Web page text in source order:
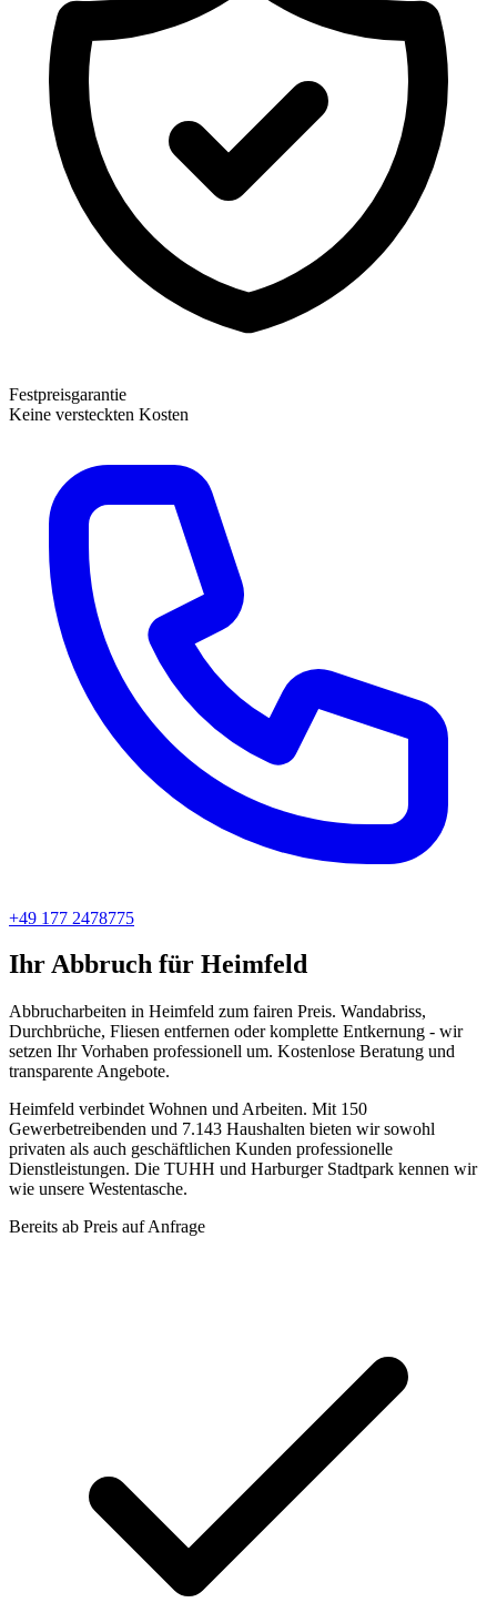
Festpreisgarantie
Keine versteckten Kosten
+49 177 2478775
Ihr Abbruch für Heimfeld
Abbrucharbeiten in Heimfeld zum fairen Preis. Wandabriss,
Durchbrüche, Fliesen entfernen oder komplette Entkernung - wir
setzen Ihr Vorhaben professionell um. Kostenlose Beratung und
transparente Angebote.
Heimfeld verbindet Wohnen und Arbeiten. Mit 150
Gewerbetreibenden und 7.143 Haushalten bieten wir sowohl
privaten als auch geschäftlichen Kunden professionelle
Dienstleistungen. Die TUHH und Harburger Stadtpark kennen wir
wie unsere Westentasche.
Bereits ab Preis auf Anfrage